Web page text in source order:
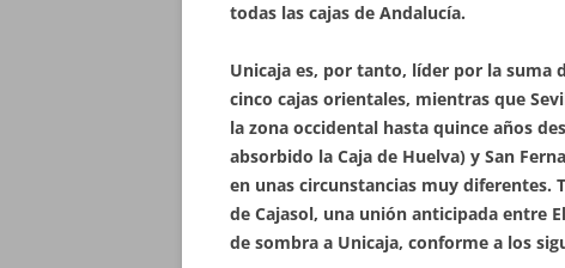
todas las cajas de Andalucía.
Unicaja es, por tanto, líder por la suma
cinco cajas orientales, mientras que
la zona occidental hasta quince años
absorbido la Caja de Huelva) y San
en unas circunstancias muy diferentes.
de Cajasol, una unión anticipada entre
de sombra a Unicaja, conforme a los